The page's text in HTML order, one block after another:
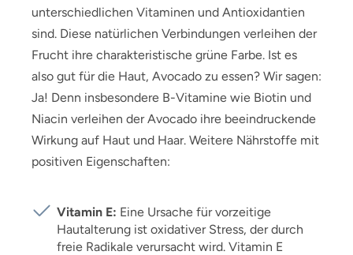
unterschiedlichen Vitaminen und Antioxidantien
sind. Diese natürlichen Verbindungen verleihen der
Frucht ihre charakteristische grüne Farbe. Ist es
also gut für die Haut, Avocado zu essen? Wir sagen:
Ja! Denn insbesondere B-Vitamine wie Biotin und
Niacin verleihen der Avocado ihre beeindruckende
Wirkung auf Haut und Haar. Weitere Nährstoffe mit
positiven Eigenschaften:
Vitamin E: Eine Ursache für vorzeitige
Hautalterung ist oxidativer Stress, der durch
freie Radikale verursacht wird. Vitamin E